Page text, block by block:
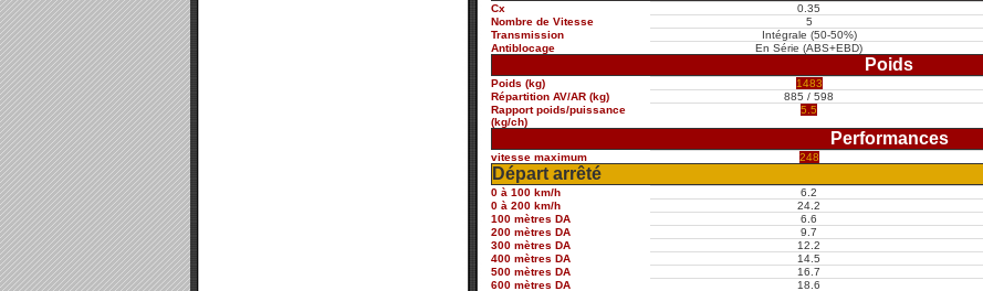
Cx
0.35
Nombre de Vitesse
5
Transmission
Intégrale (50-50%)
Antiblocage
En Série (ABS+EBD)
Poids
Poids (kg) 1483
Répartition AV/AR (kg)
885 / 598
Rapport poids/puissance
(kg/ch)
5.5
Performances
vitesse maximum 248
Départ arrêté
0 à 100 km/h 6.2
0 à 200 km/h
24.2
100 mètres DA
6.6
200 mètres DA
9.7
300 mètres DA
12.2
400 mètres DA
14.5
500 mètres DA
16.7
600 mètres DA
18.6